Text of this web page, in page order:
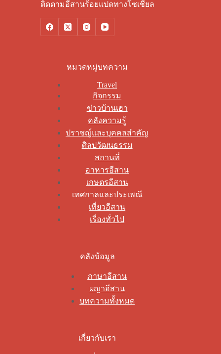
ติดตามอีสานร้อยแปดทางโซเชียล
หมวดหมู่บทความ
Travel
กิจกรรม
ข่าวบ้านเฮา
คลังความรู้
ปราชญ์และบุคคลสำคัญ
ศิลปวัฒนธรรม
สถานที่
อาหารอีสาน
เกษตรอีสาน
เทศกาลและประเพณี
เที่ยวอีสาน
เรื่องทั่วไป
คลังข้อมูล
ภาษาอีสาน
ผญาอีสาน
บทความทั้งหมด
เกี่ยวกับเรา